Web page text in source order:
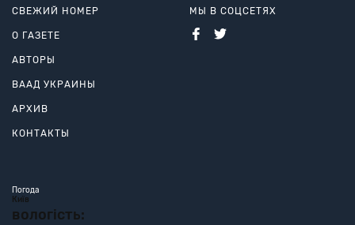
СВЕЖИЙ НОМЕР
О ГАЗЕТЕ
АВТОРЫ
ВААД УКРАИНЫ
АРХИВ
КОНТАКТЫ
МЫ В СОЦСЕТЯХ
Погода
Київ
вологість: